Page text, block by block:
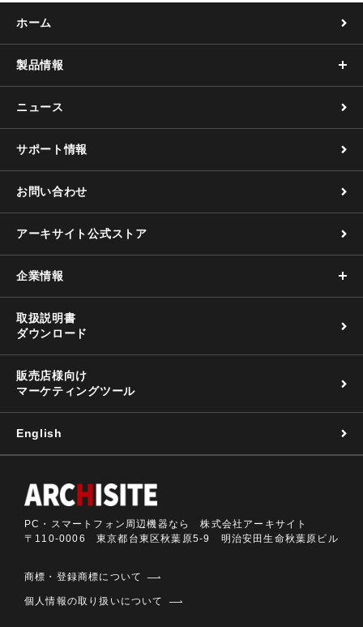
ホーム
製品情報
ニュース
サポート情報
お問い合わせ
アーキサイト公式ストア
企業情報
取扱説明書
ダウンロード
販売店様向け
マーケティングツール
English
PC・スマートフォン周辺機器なら 株式会社アーキサイト
〒110-0006 東京都台東区秋葉原5-9 明治安田生命秋葉原ビル
商標・登録商標について
個人情報の取り扱いについて